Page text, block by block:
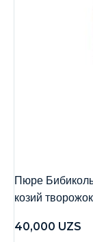
Пюре
козий
40,000 UZS